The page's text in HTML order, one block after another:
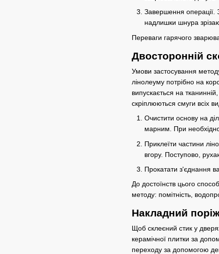
Завершення операції.
надлишки шнура
Переваги гарячого
Двосторонній
Умови застосування
лінолеуму потрібно на
випускається на
скріплюються смуги всіх
Очистити основу на
марним. При
Приклеїти частини
вгору. Поступово,
Прокатати з'єднання
До достоїнств цього
методу: помітність,
Накладний
Щоб склеєний стик у
керамічної плитки за
переходу за допомогою